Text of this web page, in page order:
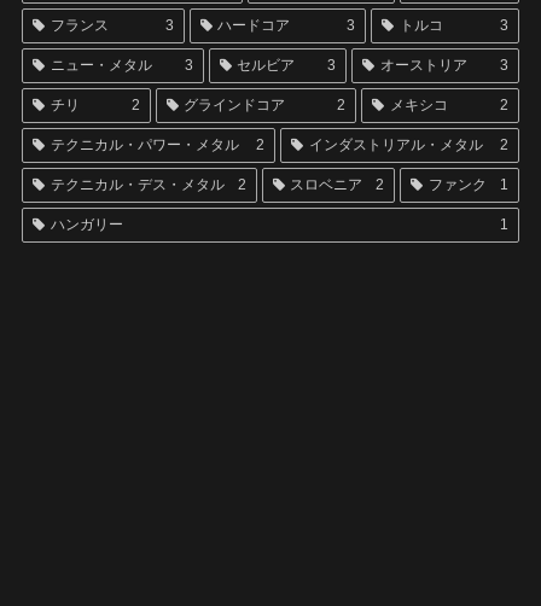
フランス 3 ハードコア 3 トルコ 3
ニュー・メタル 3 セルビア 3 オーストリア 3
チリ 2 グラインドコア 2 メキシコ 2
テクニカル・パワー・メタル 2 インダストリアル・メタル 2
テクニカル・デス・メタル 2 スロベニア 2 ファンク 1
ハンガリー 1